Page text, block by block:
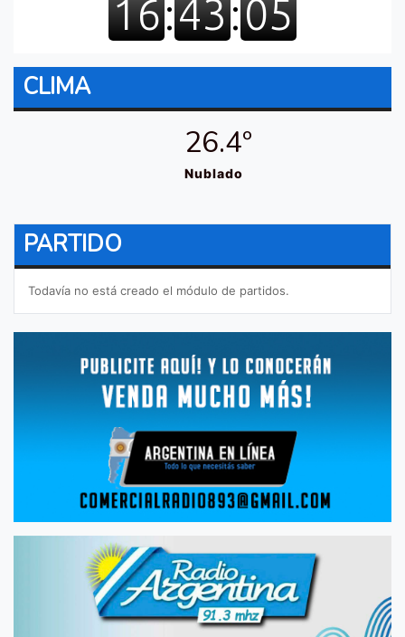
CLIMA
26.4º
Nublado
PARTIDO
Todavía no está creado el módulo de partidos.